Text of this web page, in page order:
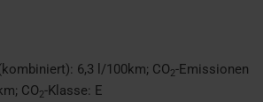
6,3 l/100km; CO2-Emissionen
; CO2-Klasse: E